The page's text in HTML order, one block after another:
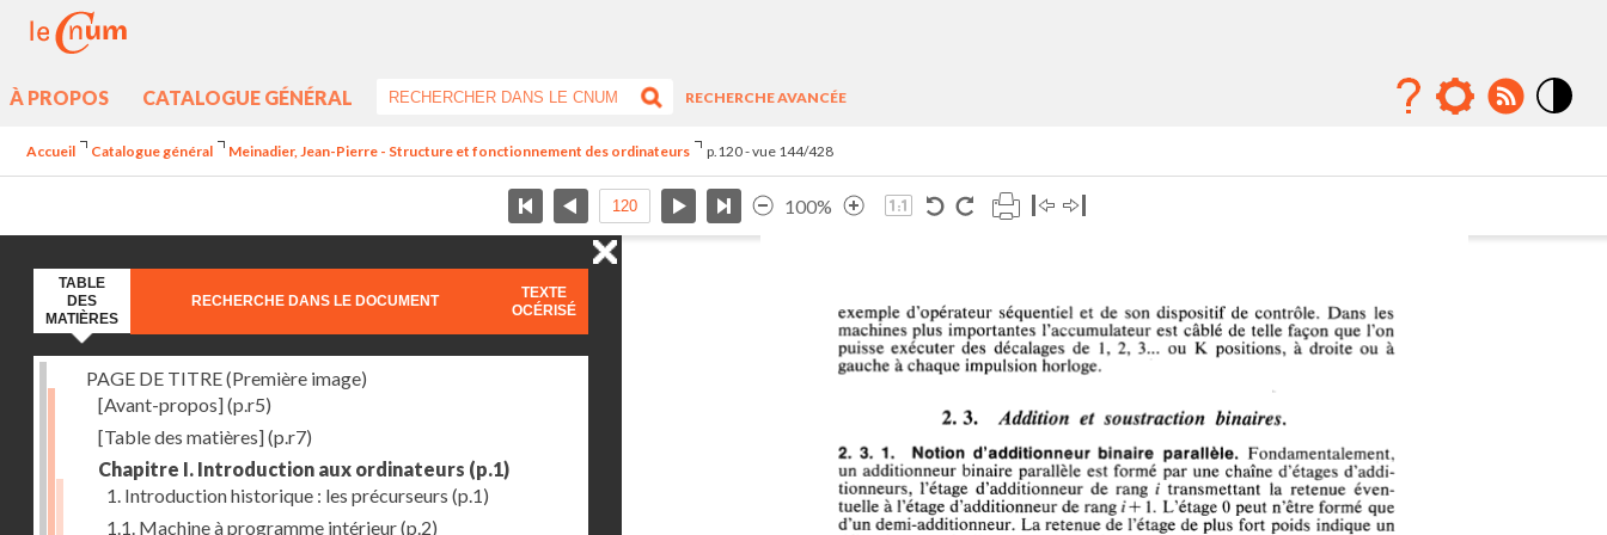
À PROPOS CATALOGUE GÉNÉRAL
RECHERCHE AVANCÉE
Accueil Catalogue général Meinadier, Jean-Pierre - Structure et fonctionnement des ordinateurs p.120 - vue 144/428
100%
TABLE
DES
MATIÈRES
RECHERCHE DANS LE DOCUMENT
TEXTE
OCÉRISÉ
PAGE DE TITRE (Première image)
[Avant-propos](p.r5)
[Table des matières](p.r7)
Chapitre I. Introduction aux ordinateurs (p.1)
1. Introduction historique : les précurseurs (p.1)
1.1. Machine à programme intérieur(p.2)